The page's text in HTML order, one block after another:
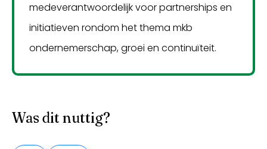
medeverantwoordelijk voor partnerships en
initiatieven rondom het thema mkb
ondernemerschap, groei en continuïteit.
Was dit nuttig?